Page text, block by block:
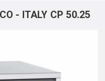
- ITALY CP 50.25